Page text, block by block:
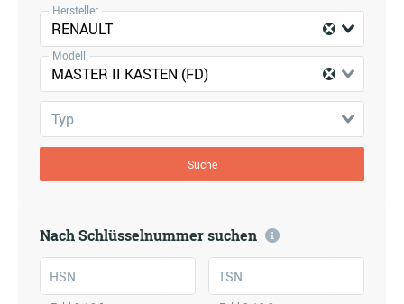
Hersteller
RENAULT
Modell
MASTER II KASTEN (FD)
Typ
Suche
Nach Schlüsselnummer suchen
HSN TSN